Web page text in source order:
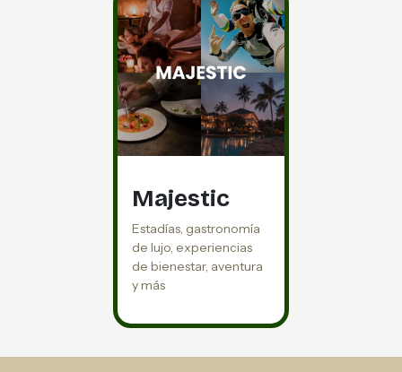
Majestic
Estadías, gastronomía
de lujo, experiencias
de bienestar, aventura
y más